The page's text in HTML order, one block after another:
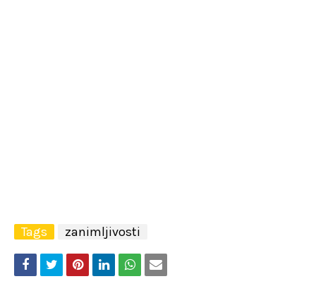
Tags zanimljivosti